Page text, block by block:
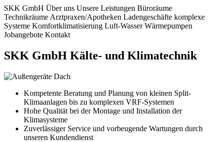
SKK GmbH Über uns Unsere Leistungen Büroräume
Technikräume Arztpraxen/Apotheken Ladengeschäfte komplexe
Systeme Komfortklimatisierung Luft-Wasser Wärmepumpen
Jobangebote Kontakt
SKK GmbH Kälte- und Klimatechnik
Kompetente Beratung und Planung von kleinen Split-
Klimaanlagen bis zu komplexen VRF-Systemen
Hohe Qualität bei der Montage und Installation der
Klimasysteme
Zuverlässiger Service und vorbeugende Wartungen durch
unseren Kundendienst